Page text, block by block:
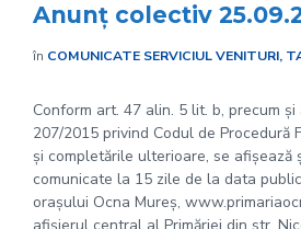
Anunț colectiv
în COMUNICATE SERVICIUL VENITURI,
Conform art. 47 alin. 5 lit. b, precum
207/2015 privind Codul de Procedură
și completările ulterioare, se afișează
comunicate la 15 zile de la data
orașului Ocna Mureș,